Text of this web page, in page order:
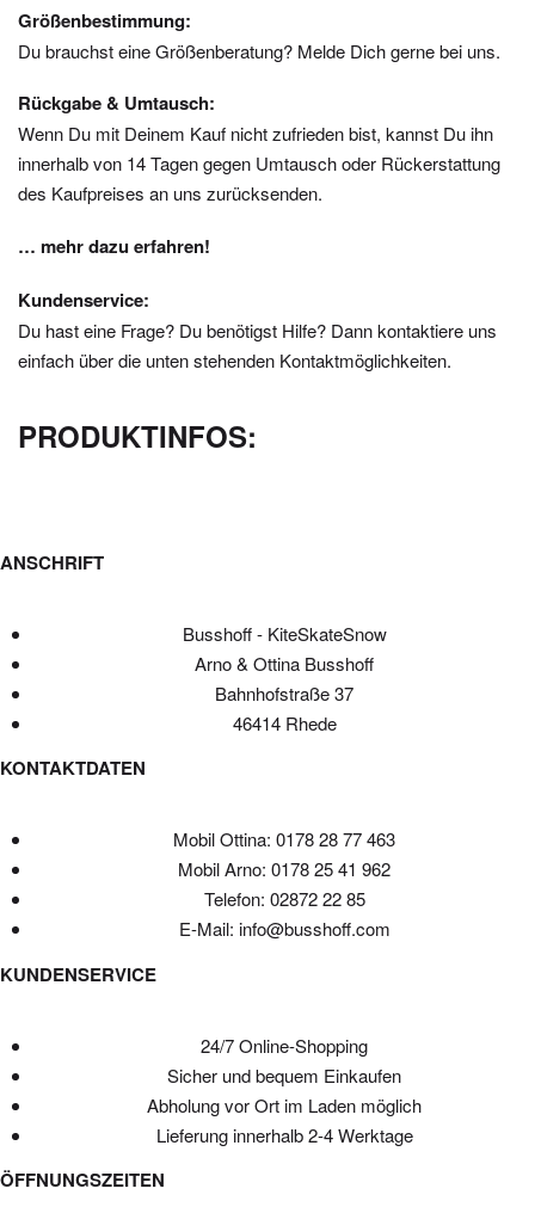
Größenbestimmung:
Du brauchst eine Größenberatung? Melde Dich gerne bei uns.
Rückgabe & Umtausch:
Wenn Du mit Deinem Kauf nicht zufrieden bist, kannst Du ihn
innerhalb von 14 Tagen gegen Umtausch oder Rückerstattung
des Kaufpreises an uns zurücksenden.
… mehr dazu erfahren!
Kundenservice:
Du hast eine Frage? Du benötigst Hilfe? Dann kontaktiere uns
einfach über die unten stehenden Kontaktmöglichkeiten.
PRODUKTINFOS:
ANSCHRIFT
Busshoff - KiteSkateSnow
Arno & Ottina Busshoff
Bahnhofstraße 37
46414 Rhede
KONTAKTDATEN
Mobil Ottina: 0178 28 77 463
Mobil Arno: 0178 25 41 962
Telefon: 02872 22 85
E-Mail: info@busshoff.com
KUNDENSERVICE
24/7 Online-Shopping
Sicher und bequem Einkaufen
Abholung vor Ort im Laden möglich
Lieferung innerhalb 2-4 Werktage
ÖFFNUNGSZEITEN